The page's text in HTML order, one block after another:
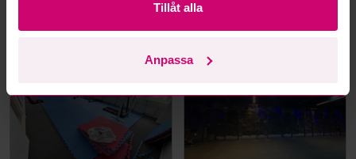
Tillåt alla
Anpassa
Mer från samma kategori